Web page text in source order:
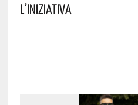
L’iniziativa